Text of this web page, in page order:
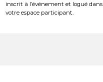
inscrit à l’événement et logué dans
votre espace participant.